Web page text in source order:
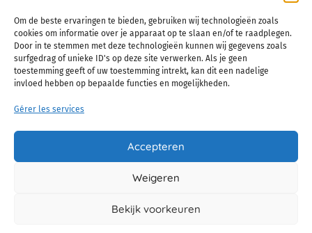
Om de beste ervaringen te bieden, gebruiken wij technologieën zoals
cookies om informatie over je apparaat op te slaan en/of te raadplegen.
Door in te stemmen met deze technologieën kunnen wij gegevens zoals
surfgedrag of unieke ID's op deze site verwerken. Als je geen
toestemming geeft of uw toestemming intrekt, kan dit een nadelige
invloed hebben op bepaalde functies en mogelijkheden.
Gérer les services
Accepteren
Weigeren
Bekijk voorkeuren